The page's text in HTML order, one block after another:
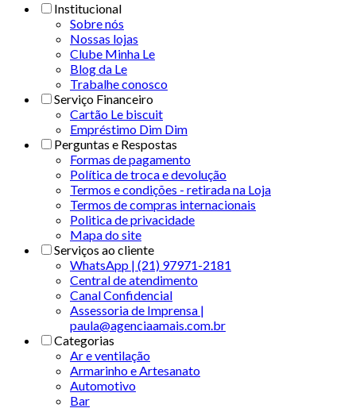
Institucional
Sobre nós
Nossas lojas
Clube Minha Le
Blog da Le
Trabalhe conosco
Serviço Financeiro
Cartão Le biscuit
Empréstimo Dim Dim
Perguntas e Respostas
Formas de pagamento
Política de troca e devolução
Termos e condições - retirada na Loja
Termos de compras internacionais
Politica de privacidade
Mapa do site
Serviços ao cliente
WhatsApp | (21) 97971-2181
Central de atendimento
Canal Confidencial
Assessoria de Imprensa |
paula@agenciaamais.com.br
Categorias
Ar e ventilação
Armarinho e Artesanato
Automotivo
Bar